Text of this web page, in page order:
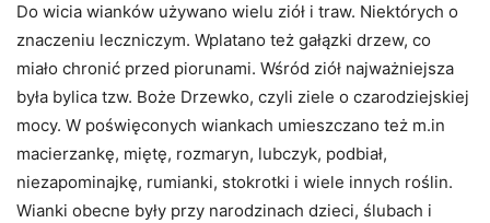
Do wicia wianków używano wielu ziół i traw. Niektórych o
znaczeniu leczniczym. Wplatano też gałązki drzew, co
miało chronić przed piorunami. Wśród ziół najważniejsza
była bylica tzw. Boże Drzewko, czyli ziele o czarodziejskiej
mocy. W poświęconych wiankach umieszczano też m.in
macierzankę, miętę, rozmaryn, lubczyk, podbiał,
niezapominajkę, rumianki, stokrotki i wiele innych roślin.
Wianki obecne były przy narodzinach dzieci, ślubach i